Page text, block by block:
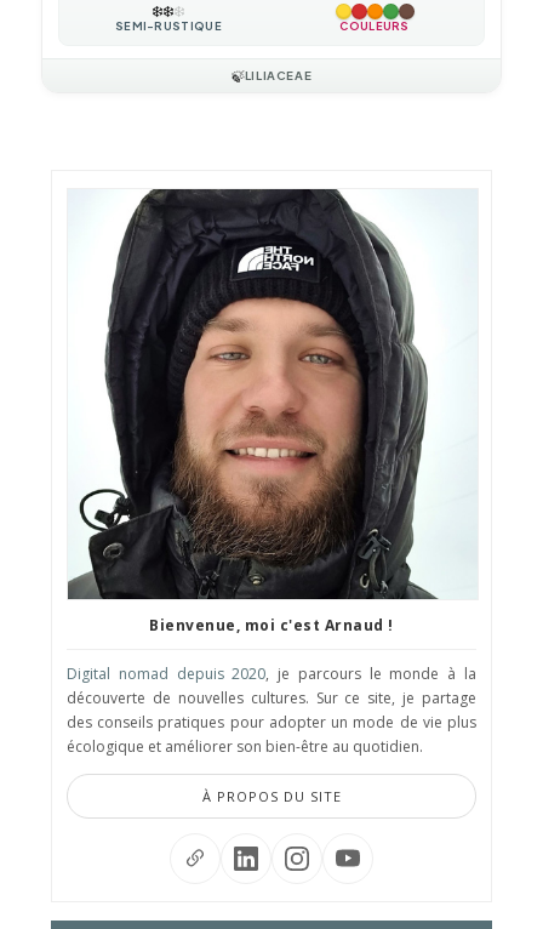
❄️❄️❄️
SEMI-RUSTIQUE COULEURS
🍃LILIACEAE
Bienvenue, moi c'est Arnaud !
Digital nomad depuis 2020, je parcours le monde à la
découverte de nouvelles cultures. Sur ce site, je partage
des conseils pratiques pour adopter un mode de vie plus
écologique et améliorer son bien-être au quotidien.
À PROPOS DU SITE